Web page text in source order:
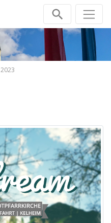
2023